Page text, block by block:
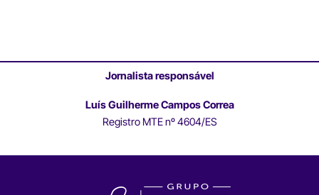
Jornalista responsável
Luís Guilherme Campos Correa
Registro MTE nº 4604/ES